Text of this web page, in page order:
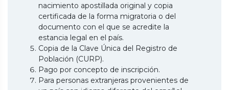
nacimiento apostillada original y copia
certificada de la forma migratoria o del
documento con el que se acredite la
estancia legal en el país.
Copia de la Clave Única del Registro de
Población (CURP).
Pago por concepto de inscripción.
Para personas extranjeras provenientes de